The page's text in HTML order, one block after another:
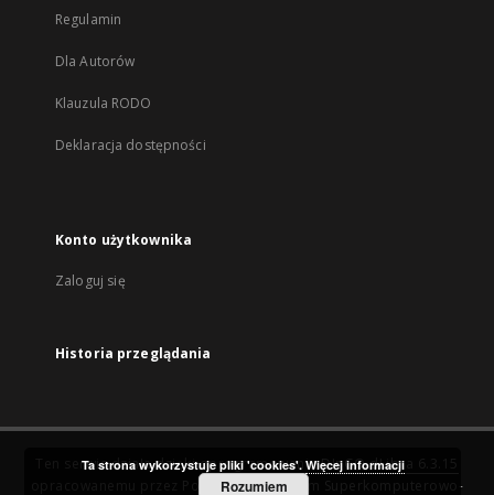
Regulamin
Dla Autorów
Klauzula RODO
Deklaracja dostępności
Konto użytkownika
Zaloguj się
Historia przeglądania
Ten serwis działa dzięki oprogramowaniuDInGO dLibra 6.3.15
Poznańskie Centrum Superkomputerowo-
Ta strona wykorzystuje pliki 'cookies'. Więcej informacji
Rozumiem